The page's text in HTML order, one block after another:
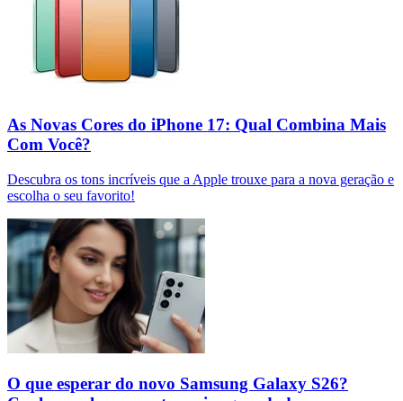
As Novas Cores do iPhone 17: Qual Combina Mais
Com Você?
Descubra os tons incríveis que a Apple trouxe para a nova geração e
escolha o seu favorito!
O que esperar do novo Samsung Galaxy S26?